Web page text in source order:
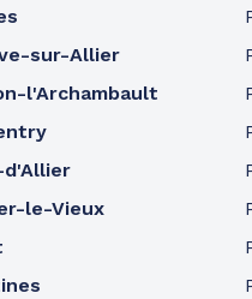
sur-Allier
l'Archambault
d'Allier
le-Vieux